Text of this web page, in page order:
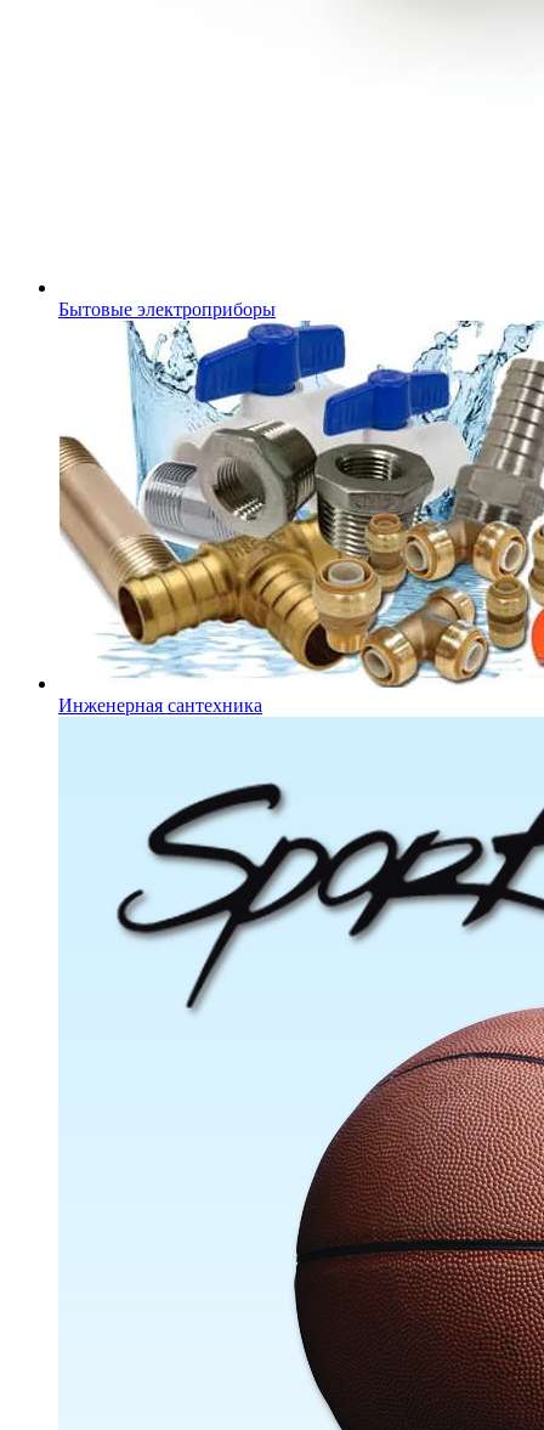
Бытовые электроприборы
Инженерная сантехника